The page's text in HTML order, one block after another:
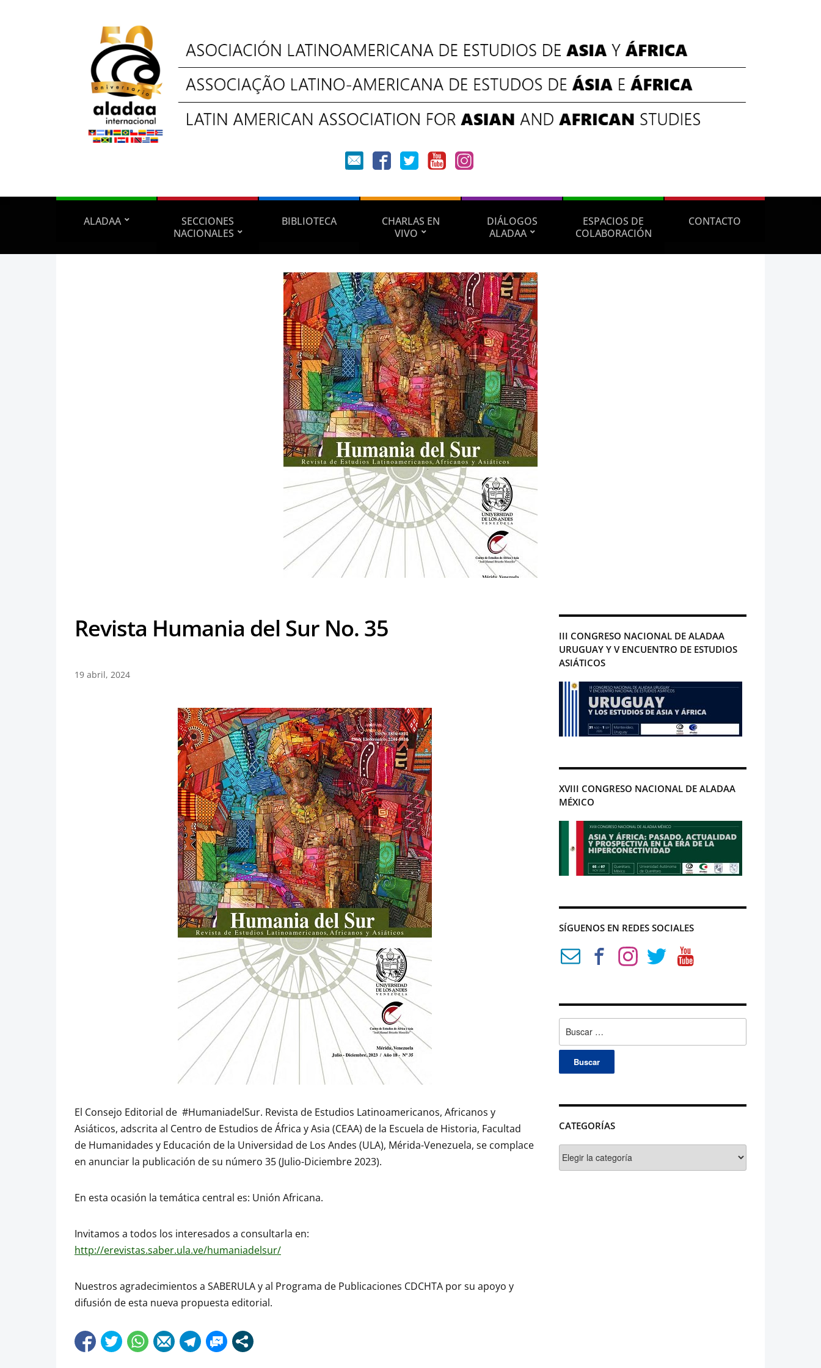
ALADAA
SECCIONES
NACIONALES
BIBLIOTECA
CHARLAS EN
VIVO
DIÁLOGOS
ALADAA
ESPACIOS DE
COLABORACIÓN
CONTACTO
Revista Humania del Sur No. 35
19 abril, 2024
El Consejo Editorial de #HumaniadelSur. Revista de Estudios Latinoamericanos, Africanos y
Asiáticos, adscrita al Centro de Estudios de África y Asia (CEAA) de la Escuela de Historia, Facultad
de Humanidades y Educación de la Universidad de Los Andes (ULA), Mérida-Venezuela, se complace
en anunciar la publicación de su número 35 (Julio-Diciembre 2023).
En esta ocasión la temática central es: Unión Africana.
Invitamos a todos los interesados a consultarla en:
http://erevistas.saber.ula.ve/humaniadelsur/
Nuestros agradecimientos a SABERULA y al Programa de Publicaciones CDCHTA por su apoyo y
difusión de esta nueva propuesta editorial.
III CONGRESO NACIONAL DE ALADAA
URUGUAY Y V ENCUENTRO DE ESTUDIOS
ASIÁTICOS
XVIII CONGRESO NACIONAL DE ALADAA
MÉXICO
SÍGUENOS EN REDES SOCIALES
CATEGORÍAS